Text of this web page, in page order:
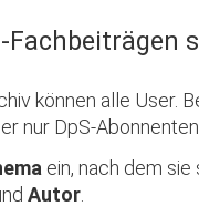
können alle User.
nur DpS-Abonnenten.
ein, nach dem
Autor